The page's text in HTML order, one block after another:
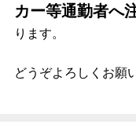
カー等通勤者へ
ります。
どうぞよろしくお願